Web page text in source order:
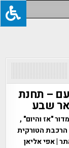
– תחנת
שבע
"אז והיום" ,
הרכבת הטורקית
| אפי אליאן